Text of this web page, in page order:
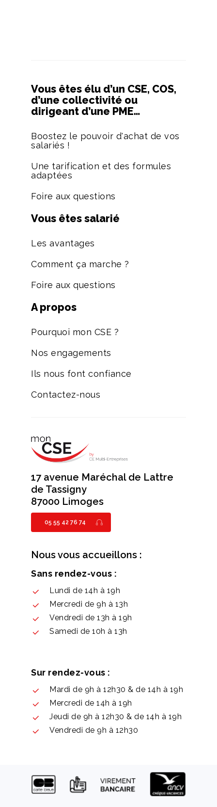
Vous êtes élu d’un CSE, COS,
d’une collectivité ou
dirigeant d’une PME…
Boostez le pouvoir d'achat de vos
salariés !
Une tarification et des formules
adaptées
Foire aux questions
Vous êtes salarié
Les avantages
Comment ça marche ?
Foire aux questions
A propos
Pourquoi mon CSE ?
Nos engagements
Ils nous font confiance
Contactez-nous
17 avenue Maréchal de Lattre
de Tassigny
87000 Limoges
05 55 42 76 74
Nous vous accueillons :
Sans rendez-vous :
Lundi de 14h à 19h
Mercredi de 9h à 13h
Vendredi de 13h à 19h
Samedi de 10h à 13h
Sur rendez-vous :
Mardi de 9h à 12h30 & de 14h à 19h
Mercredi de 14h à 19h
Jeudi de 9h à 12h30 & de 14h à 19h
Vendredi de 9h à 12h30